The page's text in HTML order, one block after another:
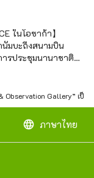
ในโอซาก้า】
นัมบะถึงสนามบิน
รประชุมนานาชาติ
& Observation Gallery” เ
language ภาษาไทย